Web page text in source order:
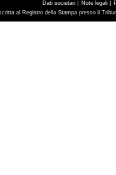
Dati societari | Note legali |
al Registro della Stampa presso il